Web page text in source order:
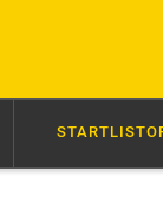
VINNARE 14:05